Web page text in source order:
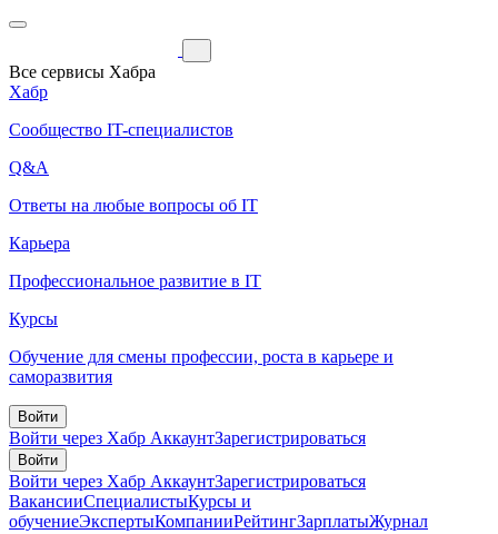
Все сервисы Хабра
Хабр
Сообщество IT-специалистов
Q&A
Ответы на любые вопросы об IT
Карьера
Профессиональное развитие в IT
Курсы
Обучение для смены профессии, роста в карьере и
саморазвития
Войти
Войти через Хабр АккаунтЗарегистрироваться
Войти
Войти через Хабр АккаунтЗарегистрироваться
ВакансииСпециалистыКурсы и
обучениеЭкспертыКомпанииРейтингЗарплатыЖурнал